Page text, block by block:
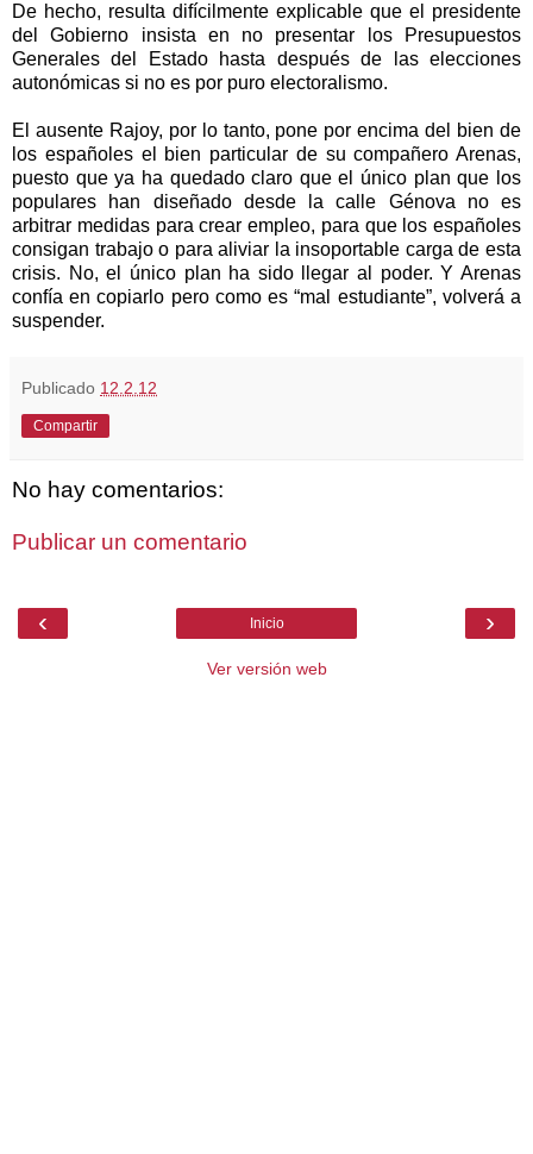
De hecho, resulta difícilmente explicable que el presidente
del Gobierno insista en no presentar los Presupuestos
Generales del Estado hasta después de las elecciones
autonómicas si no es por puro electoralismo.
El ausente Rajoy, por lo tanto, pone por encima del bien de
los españoles el bien particular de su compañero Arenas,
puesto que ya ha quedado claro que el único plan que los
populares han diseñado desde la calle Génova no es
arbitrar medidas para crear empleo, para que los españoles
consigan trabajo o para aliviar la insoportable carga de esta
crisis. No, el único plan ha sido llegar al poder. Y Arenas
confía en copiarlo pero como es “mal estudiante”, volverá a
suspender.
Publicado 12.2.12
Compartir
No hay comentarios:
Publicar un comentario
‹ ›
Inicio
Ver versión web